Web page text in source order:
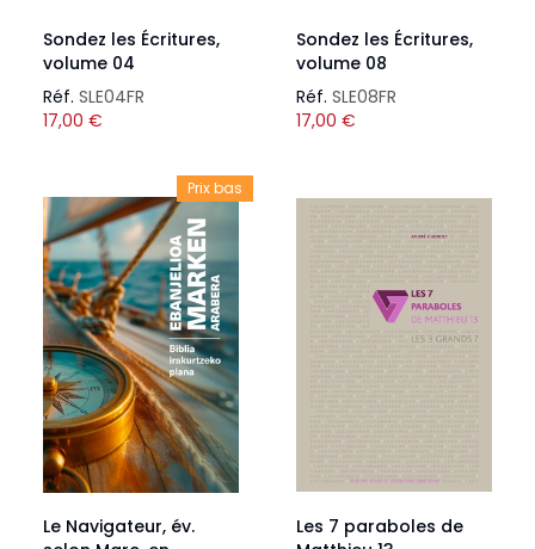
Sondez les Écritures,
volume 04
Réf. SLE04FR
17,00 €
Sondez les Écritures,
volume 08
Réf. SLE08FR
17,00 €
Prix bas
Le Navigateur, év.
Les 7 paraboles de